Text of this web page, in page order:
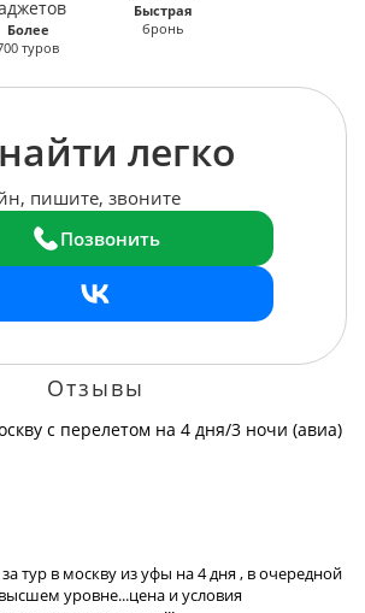
Более
туров
Быстрая
бронь
легко
пишите, звоните
Позвонить
Отзывы
тур в москву из уфы на 4 дня , в очередной
уровне...цена и условия